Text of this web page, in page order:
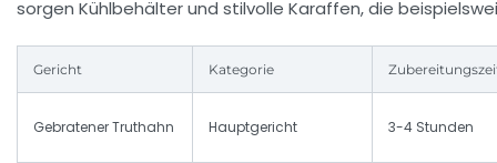
sorgen Kühlbehälter und stilvolle Karaffen, die
Gericht Kategorie
Gebratener Truthahn Hauptgericht 3-4 Stunden